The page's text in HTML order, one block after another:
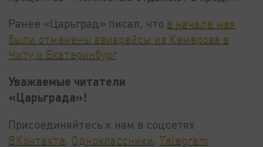
Ранее «Царьград» писал, что в начале мая
были отменены авиарейсы из Кемерова в
Читу и Екатеринбург.
Уважаемые читатели
«Царьграда»!
Присоединяйтесь к нам в соцсетях
ВКонтакте Одноклассники Telegram